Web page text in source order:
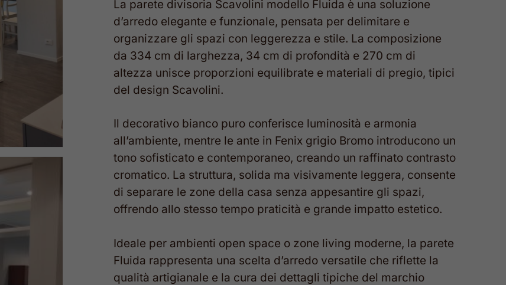
La parete divisoria Scavolini modello Fluida è una soluzione
d’arredo elegante e funzionale, pensata per delimitare e
organizzare gli spazi con leggerezza e stile. La composizione
da 334 cm di larghezza, 34 cm di profondità e 270 cm di
altezza unisce proporzioni equilibrate e materiali di pregio, tipici
del design Scavolini.
Il decorativo bianco puro conferisce luminosità e armonia
all’ambiente, mentre le ante in Fenix grigio Bromo introducono un
tono sofisticato e contemporaneo, creando un raffinato contrasto
cromatico. La struttura, solida ma visivamente leggera, consente
di separare le zone della casa senza appesantire gli spazi,
offrendo allo stesso tempo praticità e grande impatto estetico.
Ideale per ambienti open space o zone living moderne, la parete
Fluida rappresenta una scelta d’arredo versatile che riflette la
qualità artigianale e la cura dei dettagli tipiche del marchio